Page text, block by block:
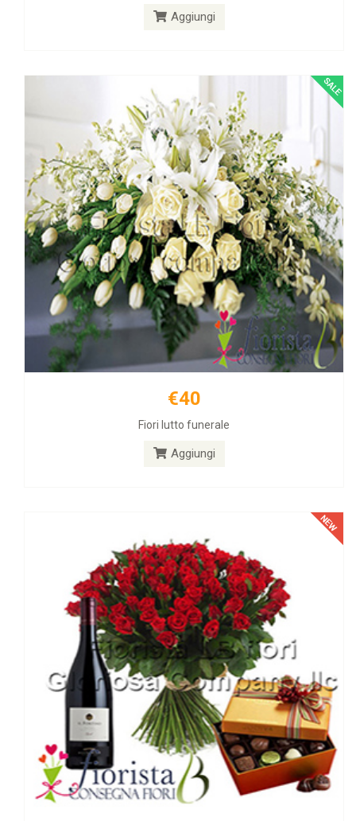
Aggiungi
€40
Fiori lutto funerale
Aggiungi
Fiori lutto funerale
€50
Fiore e Regali